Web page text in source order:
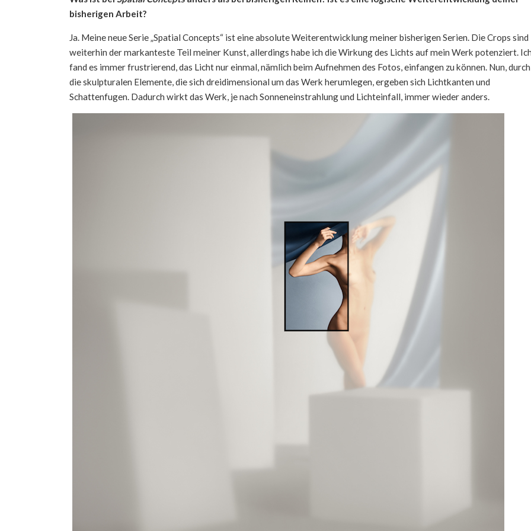
bisherigen Arbeit?
Ja. Meine neue Serie „Spatial Concepts“ ist eine absolute Weiterentwicklung meiner bisherigen Serien. Die Crops sind
weiterhin der markanteste Teil meiner Kunst, allerdings habe ich die Wirkung des Lichts auf mein Werk potenziert.
fand es immer frustrierend, das Licht nur einmal, nämlich beim Aufnehmen des Fotos, einfangen zu können. Nun, durch
die skulpturalen Elemente, die sich dreidimensional um das Werk herumlegen, ergeben sich Lichtkanten und
Schattenfugen. Dadurch wirkt das Werk, je nach Sonneneinstrahlung und Lichteinfall, immer wieder anders.